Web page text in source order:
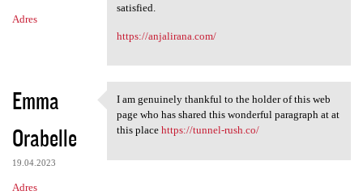
Adres
satisfied.
https://anjalirana.com/
Emma
Orabelle
19.04.2023
Adres
I am genuinely thankful to
I am genuinely thankful to the holder of this web
page who has shared this wonderful paragraph at at
this place https://tunnel-rush.co/